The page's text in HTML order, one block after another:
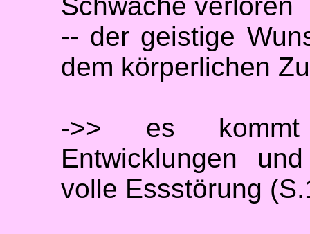
-- der geistige
dem körperlichen
->> es
Entwicklungen
volle Essstörung